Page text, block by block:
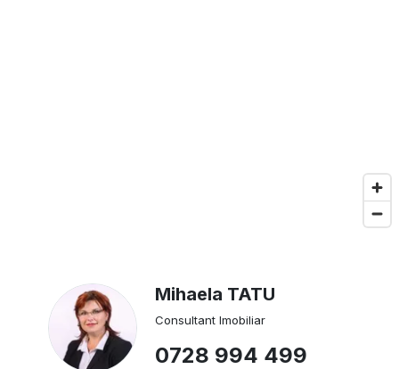
Mihaela TATU
Consultant Imobiliar
0728 994 499